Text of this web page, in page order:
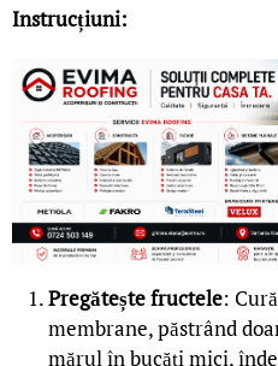
Instrucțiuni:
Pregătește fructele:
membrane, păstrând
mărul în bucăți mici,